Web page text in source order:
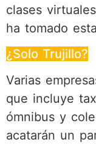
clases
ha tomado
¿Solo Trujillo?
Varias
que incluye
ómnibus y
acatarán un